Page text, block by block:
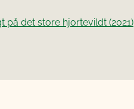
det store hjortevildt (2021)